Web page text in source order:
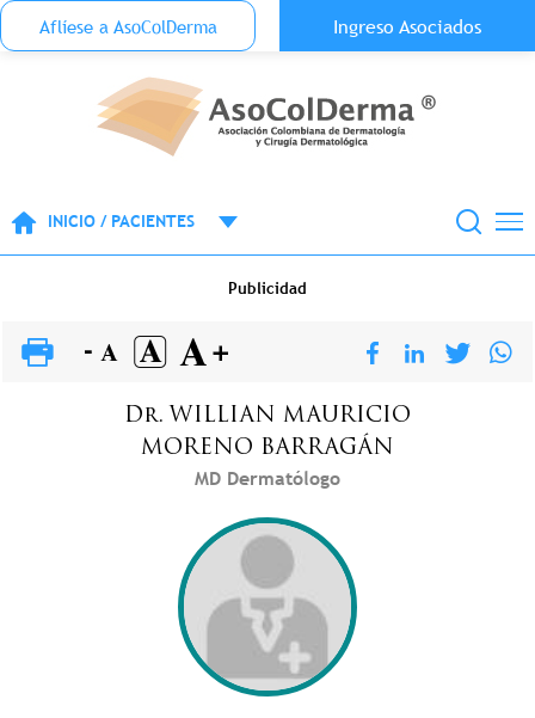
Pasar al contenido principal
Menu Top Anónimo
Aflíese a AsoColDerma Ingreso Asociados
INICIO / PACIENTES
Publicidad
Dr. WILLIAN MAURICIO
MORENO BARRAGÁN
MD Dermatólogo